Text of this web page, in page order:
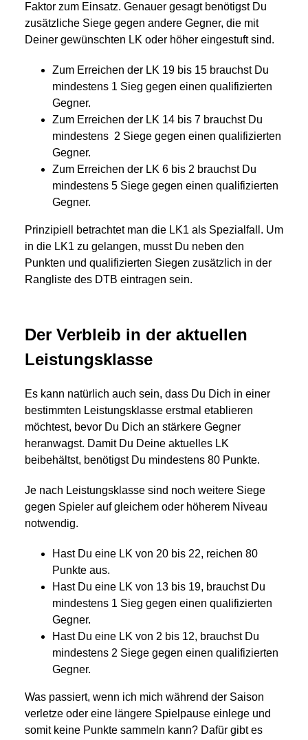
Faktor zum Einsatz. Genauer gesagt benötigst Du
zusätzliche Siege gegen andere Gegner, die mit
Deiner gewünschten LK oder höher eingestuft sind.
Zum Erreichen der LK 19 bis 15 brauchst Du
mindestens 1 Sieg gegen einen qualifizierten
Gegner.
Zum Erreichen der LK 14 bis 7 brauchst Du
mindestens 2 Siege gegen einen qualifizierten
Gegner.
Zum Erreichen der LK 6 bis 2 brauchst Du
mindestens 5 Siege gegen einen qualifizierten
Gegner.
Prinzipiell betrachtet man die LK1 als Spezialfall. Um
in die LK1 zu gelangen, musst Du neben den
Punkten und qualifizierten Siegen zusätzlich in der
Rangliste des DTB eintragen sein.
Der Verbleib in der aktuellen
Leistungsklasse
Es kann natürlich auch sein, dass Du Dich in einer
bestimmten Leistungsklasse erstmal etablieren
möchtest, bevor Du Dich an stärkere Gegner
heranwagst. Damit Du Deine aktuelles LK
beibehältst, benötigst Du mindestens 80 Punkte.
Je nach Leistungsklasse sind noch weitere Siege
gegen Spieler auf gleichem oder höherem Niveau
notwendig.
Hast Du eine LK von 20 bis 22, reichen 80
Punkte aus.
Hast Du eine LK von 13 bis 19, brauchst Du
mindestens 1 Sieg gegen einen qualifizierten
Gegner.
Hast Du eine LK von 2 bis 12, brauchst Du
mindestens 2 Siege gegen einen qualifizierten
Gegner.
Was passiert, wenn ich mich während der Saison
verletze oder eine längere Spielpause einlege und
somit keine Punkte sammeln kann? Dafür gibt es